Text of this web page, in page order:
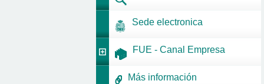
Sede electronica
FUE - Canal Empresa
Más información